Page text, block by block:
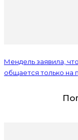
Мендель заявила,
общается только на